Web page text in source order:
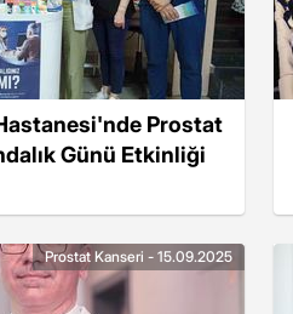
Prostat
Günü Etkinliği
Prostat Kanseri - 15.09.2025